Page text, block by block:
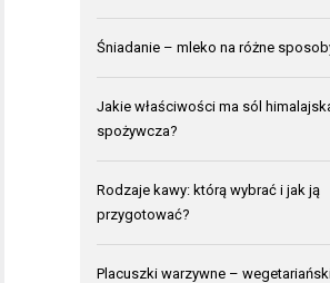
Śniadanie – mleko na różne
Jakie właściwości ma sól
spożywcza?
Rodzaje kawy: którą wybrać i jak ją
przygotować?
Placuszki warzywne –